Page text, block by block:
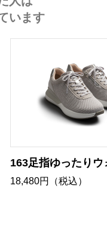
います
163足指ゆったりウ
18,480円（税込）